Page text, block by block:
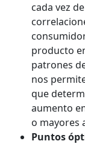
cada vez
producto
patrones
nos
que
aumento
o mayores
Puntos